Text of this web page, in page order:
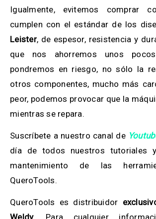
Igualmente, evitemos comprar
cumplen con el estándar de los
Leister, de espesor, resistencia y
que nos ahorremos unos
pondremos en riesgo, no sólo la
otros componentes, mucho más
peor, podemos provocar que la
mientras se repara.
Suscríbete a nuestro canal de
día de todos nuestros tutoriales
mantenimiento de las
QueroTools.
QueroTools es distribuidor
Weldy. Para cualquier